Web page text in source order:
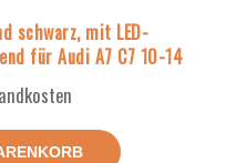
schwarz, mit LED-
für Audi A7 C7 10-14